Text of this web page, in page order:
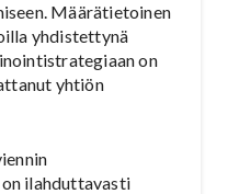
Määrätietoinen
yhdistettynä
on
yhtiön
ilahduttavasti